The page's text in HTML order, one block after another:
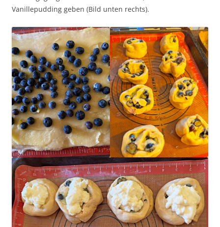
Vanillepudding geben (Bild unten rechts).